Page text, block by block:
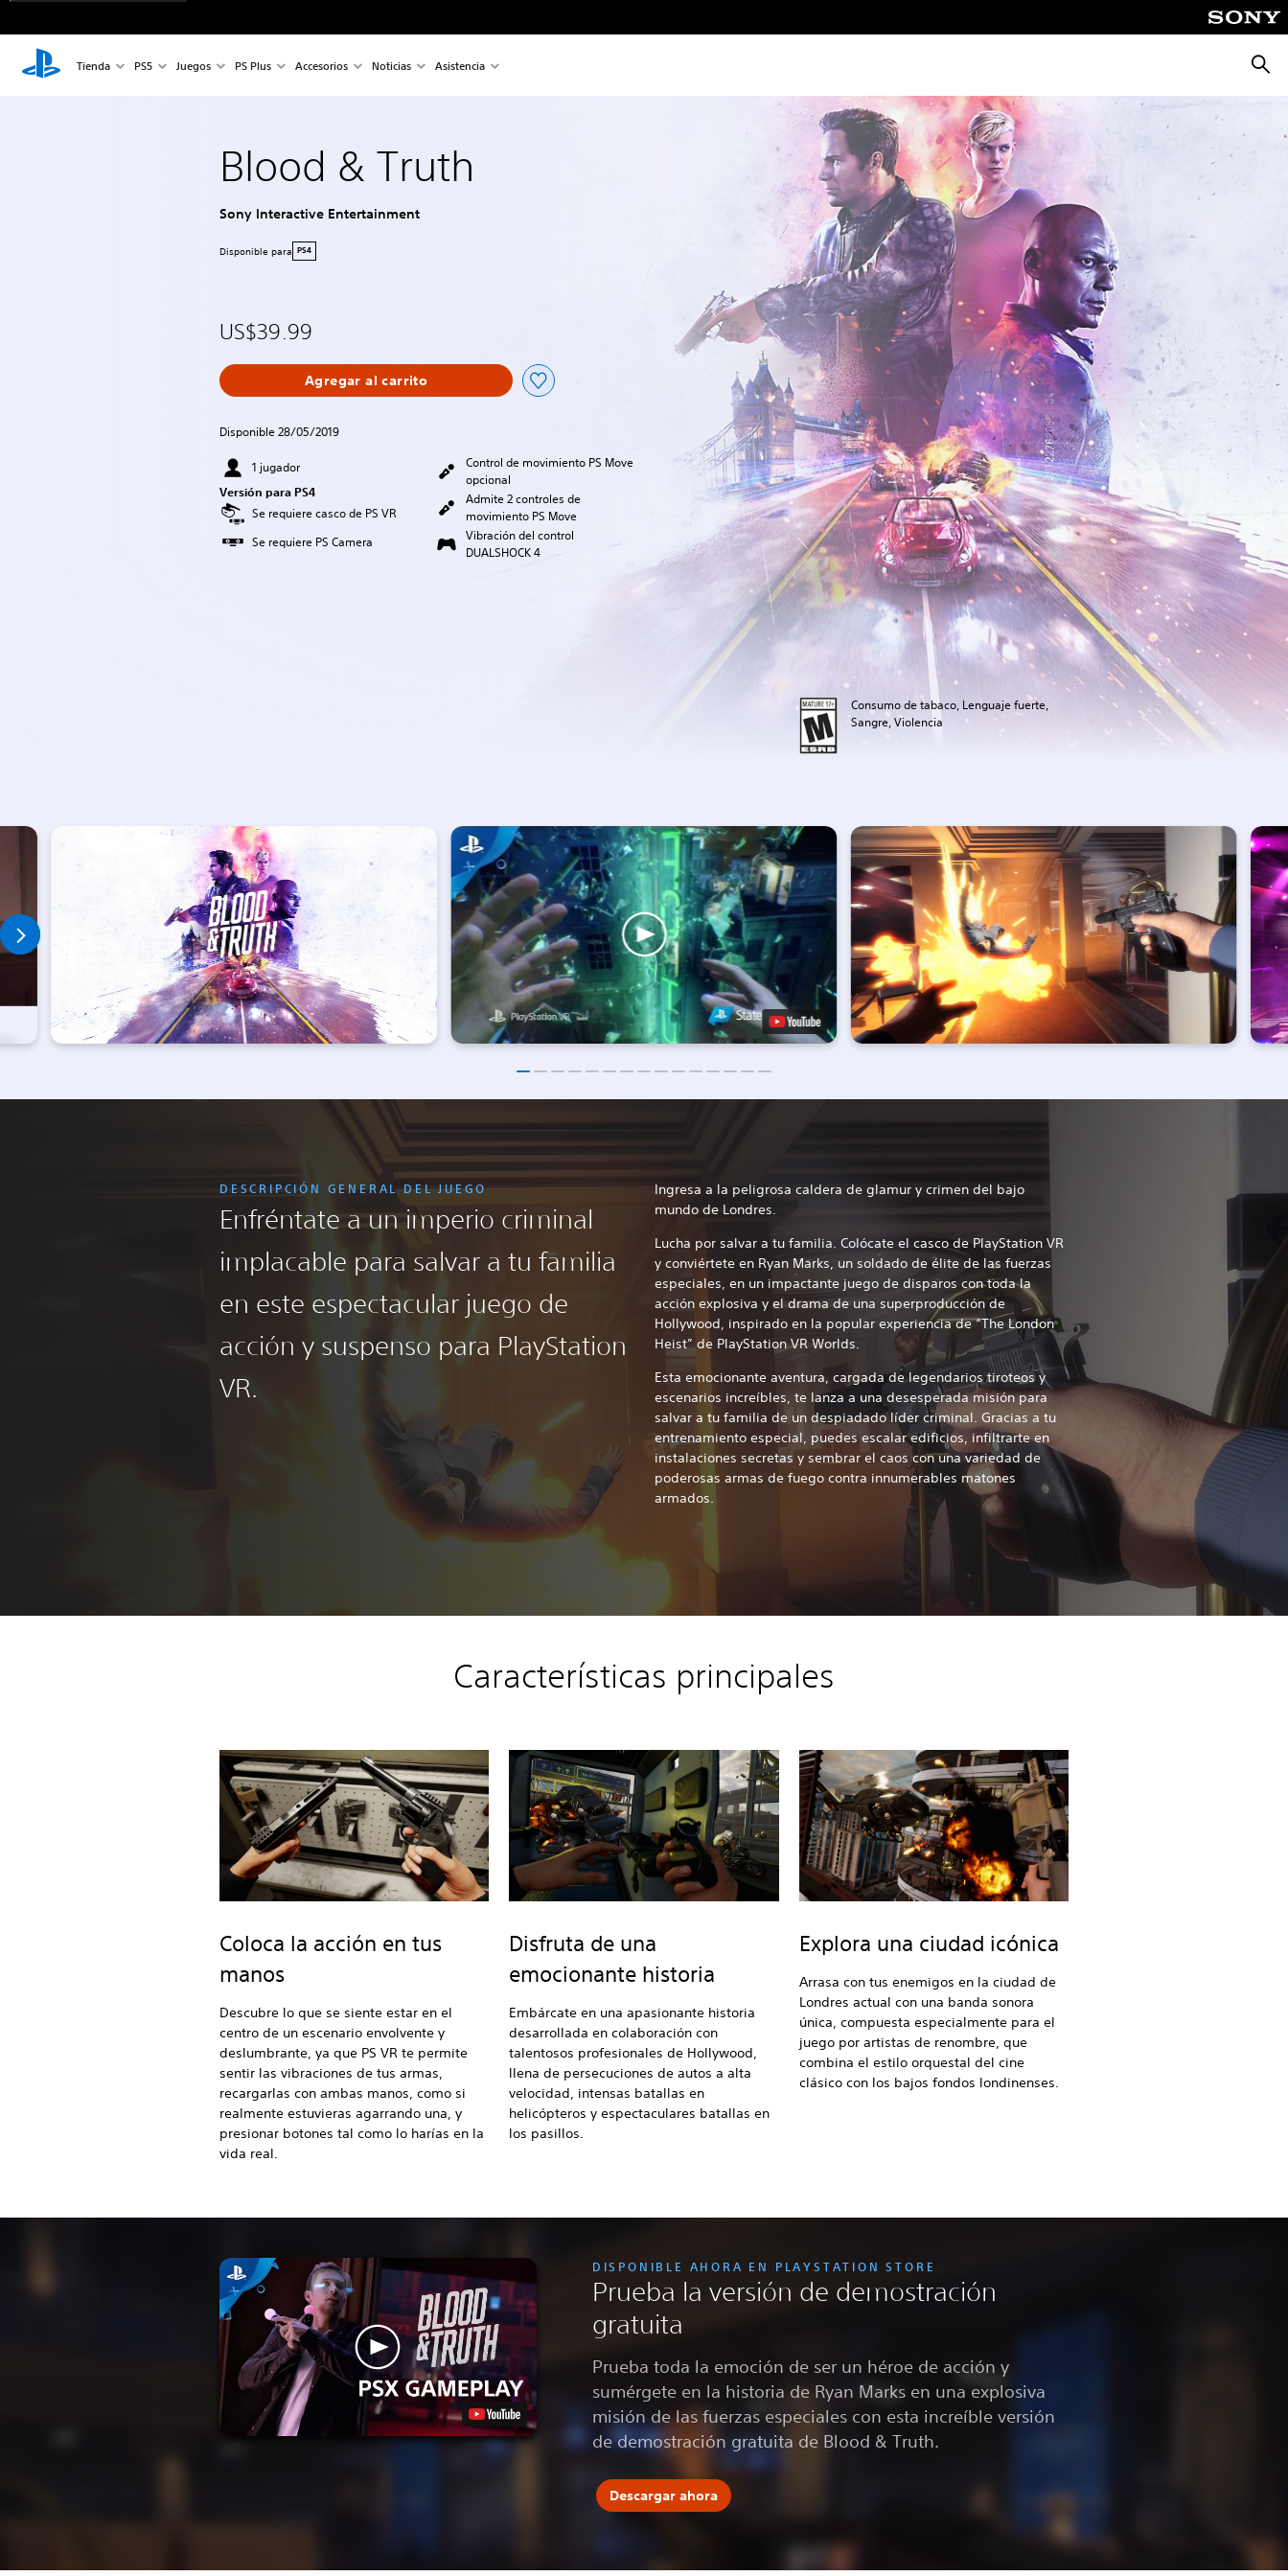
Tienda PS5 Juegos PS Plus Accesorios Noticias Asistencia
Blood & Truth
Sony Interactive Entertainment
Disponible para PS4
US$39.99
Agregar al carrito
Disponible 28/05/2019
1 jugador
Versión para PS4
Se requiere casco de PS VR
Se requiere PS Camera
Control de movimiento PS Move
opcional
Admite 2 controles de
movimiento PS Move
Vibración del control
DUALSHOCK 4
Consumo de tabaco, Lenguaje fuerte,
Sangre, Violencia
DESCRIPCIÓN GENERAL DEL JUEGO
Enfréntate a un imperio criminal
implacable para salvar a tu familia
en este espectacular juego de
acción y suspenso para PlayStation
VR.
Ingresa a la peligrosa caldera de glamur y crimen del bajo
mundo de Londres.
Lucha por salvar a tu familia. Colócate el casco de PlayStation VR
y conviértete en Ryan Marks, un soldado de élite de las fuerzas
especiales, en un impactante juego de disparos con toda la
acción explosiva y el drama de una superproducción de
Hollywood, inspirado en la popular experiencia de “The London
Heist” de PlayStation VR Worlds.
Esta emocionante aventura, cargada de legendarios tiroteos y
escenarios increíbles, te lanza a una desesperada misión para
salvar a tu familia de un despiadado líder criminal. Gracias a tu
entrenamiento especial, puedes escalar edificios, infiltrarte en
instalaciones secretas y sembrar el caos con una variedad de
poderosas armas de fuego contra innumerables matones
armados.
Características principales
Coloca la acción en tus
manos
Descubre lo que se siente estar en el
centro de un escenario envolvente y
deslumbrante, ya que PS VR te permite
sentir las vibraciones de tus armas,
recargarlas con ambas manos, como si
realmente estuvieras agarrando una, y
presionar botones tal como lo harías en la
vida real.
Disfruta de una
emocionante historia
Embárcate en una apasionante historia
desarrollada en colaboración con
talentosos profesionales de Hollywood,
llena de persecuciones de autos a alta
velocidad, intensas batallas en
helicópteros y espectaculares batallas en
los pasillos.
Explora una ciudad icónica
Arrasa con tus enemigos en la ciudad de
Londres actual con una banda sonora
única, compuesta especialmente para el
juego por artistas de renombre, que
combina el estilo orquestal del cine
clásico con los bajos fondos londinenses.
DISPONIBLE AHORA EN PLAYSTATION STORE
Prueba la versión de demostración
gratuita
Prueba toda la emoción de ser un héroe de acción y
sumérgete en la historia de Ryan Marks en una explosiva
misión de las fuerzas especiales con esta increíble versión
de demostración gratuita de Blood & Truth.
Descargar ahora